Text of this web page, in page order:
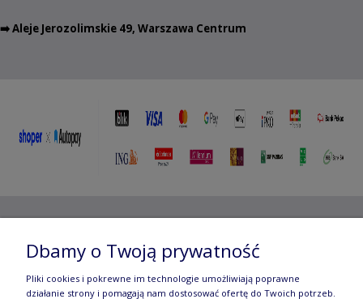
➡️ Aleje Jerozolimskie 49, Warszawa Centrum
Jerozolimskie 49, 00-696 Warszawa | e-mail:
manufaktura.com|
Dbamy o Twoją prywatność
Pliki cookies i pokrewne im technologie umożliwiają poprawne
działanie strony i pomagają nam dostosować ofertę do Twoich potrzeb.